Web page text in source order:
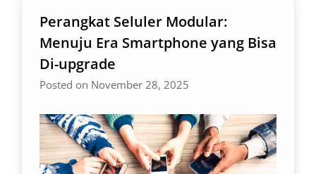
Perangkat Seluler Modular:
Menuju Era Smartphone yang Bisa
Di-upgrade
Posted on November 28, 2025